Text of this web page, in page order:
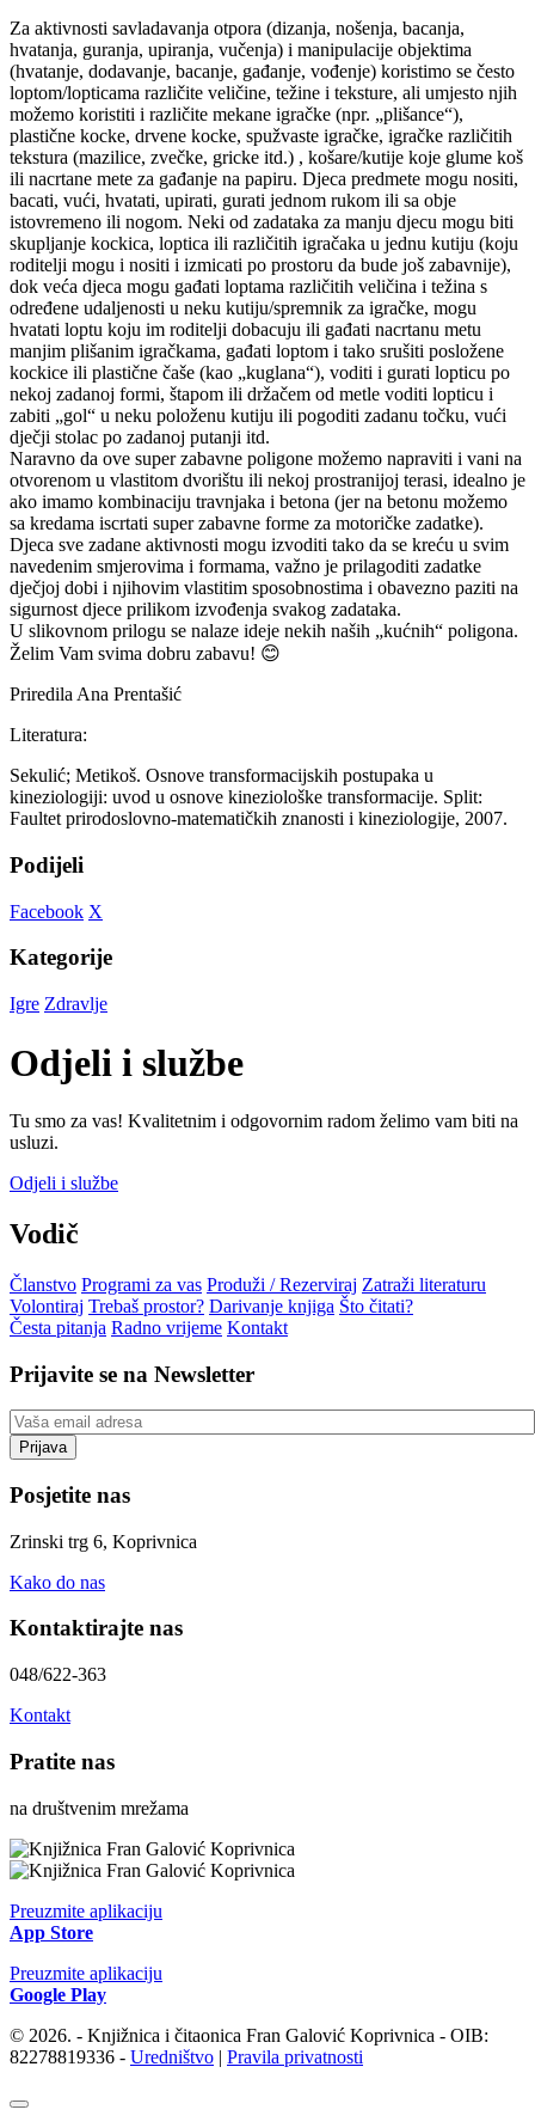
Za aktivnosti savladavanja otpora (dizanja, nošenja, bacanja,
hvatanja, guranja, upiranja, vučenja) i manipulacije objektima
(hvatanje, dodavanje, bacanje, gađanje, vođenje) koristimo se često
loptom/lopticama različite veličine, težine i teksture, ali umjesto njih
možemo koristiti i različite mekane igračke (npr. „plišance“),
plastične kocke, drvene kocke, spužvaste igračke, igračke različitih
tekstura (mazilice, zvečke, gricke itd.) , košare/kutije koje glume koš
ili nacrtane mete za gađanje na papiru. Djeca predmete mogu nositi,
bacati, vući, hvatati, upirati, gurati jednom rukom ili sa obje
istovremeno ili nogom. Neki od zadataka za manju djecu mogu biti
skupljanje kockica, loptica ili različitih igračaka u jednu kutiju (koju
roditelji mogu i nositi i izmicati po prostoru da bude još zabavnije),
dok veća djeca mogu gađati loptama različitih veličina i težina s
određene udaljenosti u neku kutiju/spremnik za igračke, mogu
hvatati loptu koju im roditelji dobacuju ili gađati nacrtanu metu
manjim plišanim igračkama, gađati loptom i tako srušiti posložene
kockice ili plastične čaše (kao „kuglana“), voditi i gurati lopticu po
nekoj zadanoj formi, štapom ili držačem od metle voditi lopticu i
zabiti „gol“ u neku položenu kutiju ili pogoditi zadanu točku, vući
dječji stolac po zadanoj putanji itd.
Naravno da ove super zabavne poligone možemo napraviti i vani na
otvorenom u vlastitom dvorištu ili nekoj prostranijoj terasi, idealno je
ako imamo kombinaciju travnjaka i betona (jer na betonu možemo
sa kredama iscrtati super zabavne forme za motoričke zadatke).
Djeca sve zadane aktivnosti mogu izvoditi tako da se kreću u svim
navedenim smjerovima i formama, važno je prilagoditi zadatke
dječjoj dobi i njihovim vlastitim sposobnostima i obavezno paziti na
sigurnost djece prilikom izvođenja svakog zadataka.
U slikovnom prilogu se nalaze ideje nekih naših „kućnih“ poligona.
Želim Vam svima dobru zabavu! 😊
Priredila Ana Prentašić
Literatura:
Sekulić; Metikoš. Osnove transformacijskih postupaka u
kineziologiji: uvod u osnove kineziološke transformacije. Split:
Faultet prirodoslovno-matematičkih znanosti i kineziologije, 2007.
Podijeli
Facebook X
Kategorije
Igre Zdravlje
Odjeli i službe
Tu smo za vas! Kvalitetnim i odgovornim radom želimo vam biti na
usluzi.
Odjeli i službe
Vodič
Članstvo Programi za vas Produži / Rezerviraj Zatraži literaturu
Volontiraj Trebaš prostor? Darivanje knjiga Što čitati?
Česta pitanja Radno vrijeme Kontakt
Prijavite se na Newsletter
Posjetite nas
Zrinski trg 6, Koprivnica
Kako do nas
Kontaktirajte nas
048/622-363
Kontakt
Pratite nas
na društvenim mrežama
Preuzmite aplikaciju
App Store
Preuzmite aplikaciju
Google Play
© 2026. - Knjižnica i čitaonica Fran Galović Koprivnica - OIB:
82278819336 - Uredništvo | Pravila privatnosti